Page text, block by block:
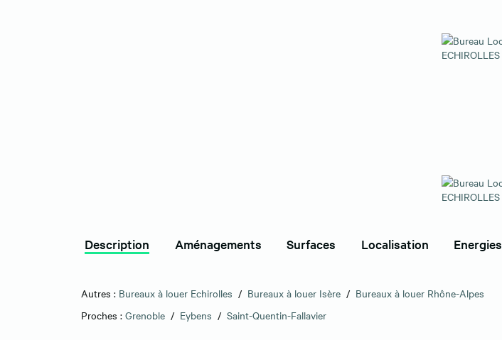
Description Aménagements Surfaces Localisation Energies
Autres : Bureaux à louer Echirolles / Bureaux à louer Isère / Bureaux à louer Rhône-Alpes
Proches : Grenoble / Eybens / Saint-Quentin-Fallavier